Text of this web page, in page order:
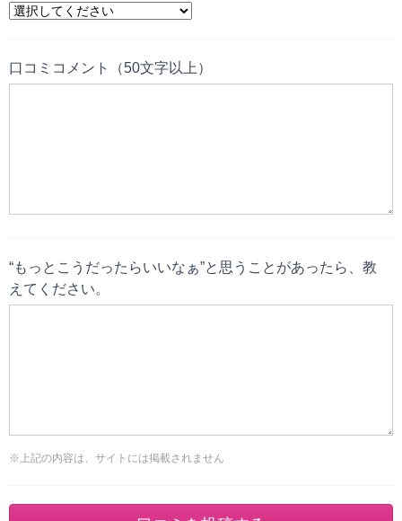
口コミコメント（50文字以上）
“もっとこうだったらいいなぁ”と思うことがあったら、教
えてください。
※上記の内容は、サイトには掲載されません